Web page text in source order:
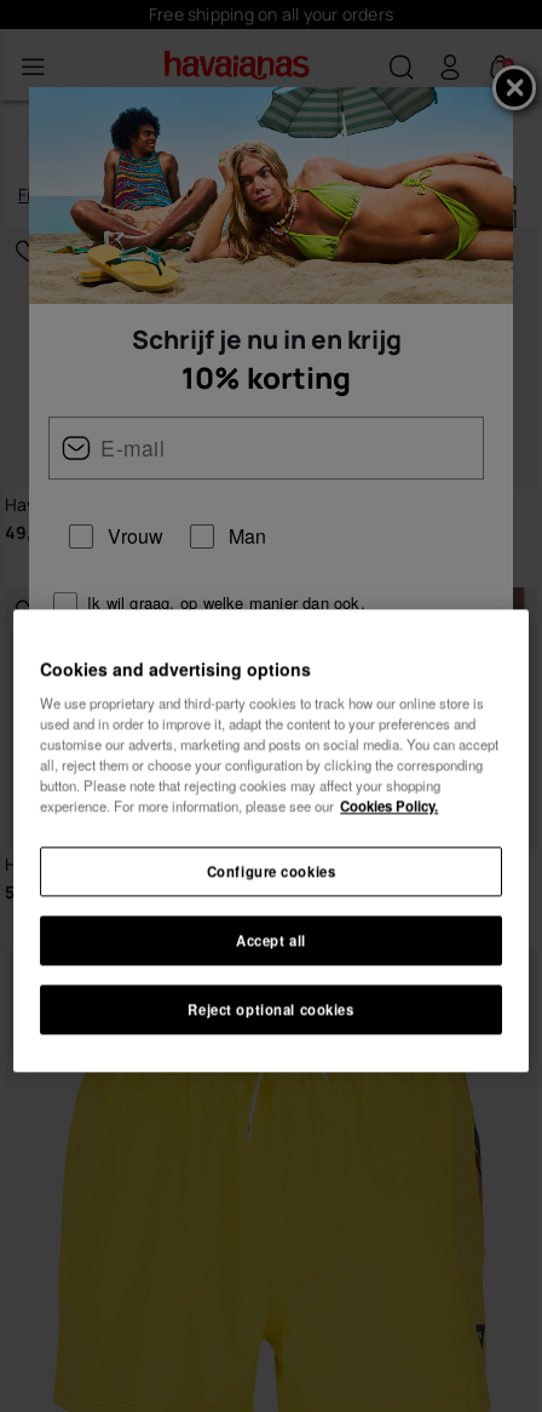
Free shipping on all your orders
0
BOARDSHORTS HEREN
artikelen|
Filterenensorteren
Havaianas Zwemshort Classic
49,90 €
Havaianas Zwemshort Tucano
54,90 €
Havaianas Zwemshort New
Stripes Exp
49,90 €
Schrijf je nu in en krijg
10% korting
Vrouw Man
Ik wil graag, op welke manier dan ook,
ik wil 10% korting
Cookies and advertising options
We use proprietary and third-party cookies to track how our online store is
used and in order to improve it, adapt the content to your preferences and
customise our adverts, marketing and posts on social media. You can accept
all, reject them or choose your configuration by clicking the corresponding
button. Please note that rejecting cookies may affect your shopping
experience. For more information, please see our Cookies Policy.
Reject optional cookies
Accept all
Configure cookies